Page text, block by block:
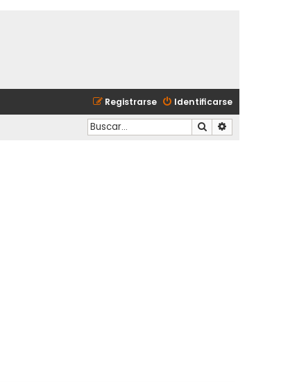
Identificarse
Registrarse
Buscar